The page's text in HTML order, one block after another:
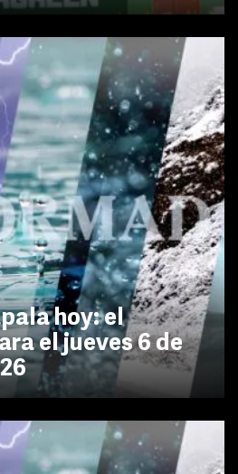
hoy: el
el jueves 6 de